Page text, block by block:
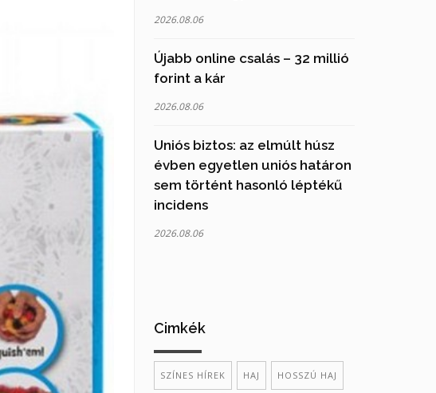
2026.08.06
Újabb online csalás – 32 millió
forint a kár
2026.08.06
Uniós biztos: az elmúlt húsz
évben egyetlen uniós határon
sem történt hasonló léptékű
incidens
2026.08.06
Cimkék
SZÍNES HÍREK HAJ HOSSZÚ HAJ